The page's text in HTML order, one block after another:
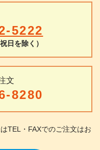
5222
日を除く）
文
8280
TEL・FAXでのご注文はお